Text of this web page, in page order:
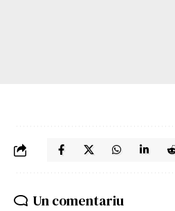
Un comentariu